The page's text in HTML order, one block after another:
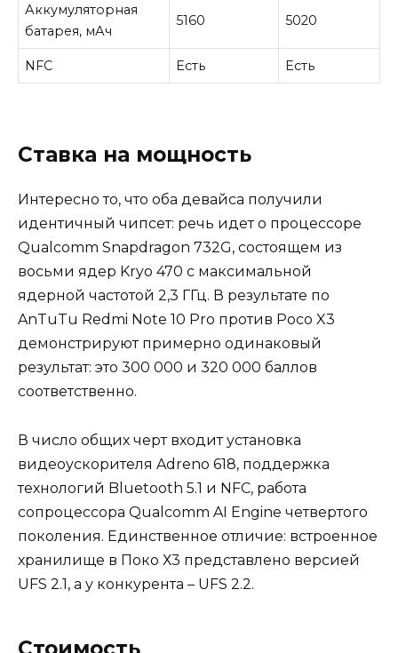
Аккумуляторная
батарея, мАч
5160 5020
NFC Есть Есть
Ставка на мощность
Интересно то, что оба девайса получили
идентичный чипсет: речь идет о процессоре
Qualcomm Snapdragon 732G, состоящем из
восьми ядер Kryo 470 с максимальной
ядерной частотой 2,3 ГГц. В результате по
AnTuTu Redmi Note 10 Pro против Poco X3
демонстрируют примерно одинаковый
результат: это 300 000 и 320 000 баллов
соответственно.
В число общих черт входит установка
видеоускорителя Adreno 618, поддержка
технологий Bluetooth 5.1 и NFC, работа
сопроцессора Qualcomm AI Engine четвертого
поколения. Единственное отличие: встроенное
хранилище в Поко Х3 представлено версией
UFS 2.1, а у конкурента – UFS 2.2.